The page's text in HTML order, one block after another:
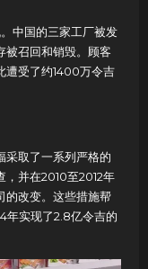
中国的三家工厂被发
被召回和销毁。顾客
遭受了约1400万令吉
采取了一系列严格的
，并在2010至2012年
的改变。这些措施帮
年实现了2.8亿令吉的